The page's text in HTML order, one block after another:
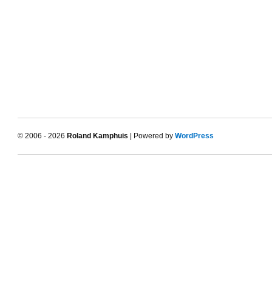
© 2006 - 2026 Roland Kamphuis | Powered by WordPress